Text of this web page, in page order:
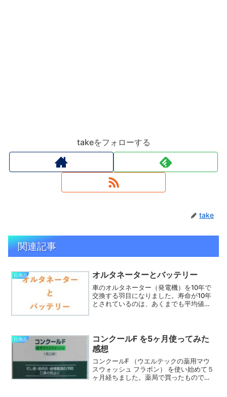
takeをフォローする
take
関連記事
日用品 オルタネーターとバッテリー
車のオルタネーター（発電機）を10年で
交換する羽目になりました。寿命が10年
とされているのは、あくまでも平均値で
た。
日用品
コンクールF を5ヶ月使ってみた
感想
コンクールF （ウエルテックの薬用マウ
スウォッシュ フラボン） を使い始めて５
ヶ月経ちました。薬局で買ったもので